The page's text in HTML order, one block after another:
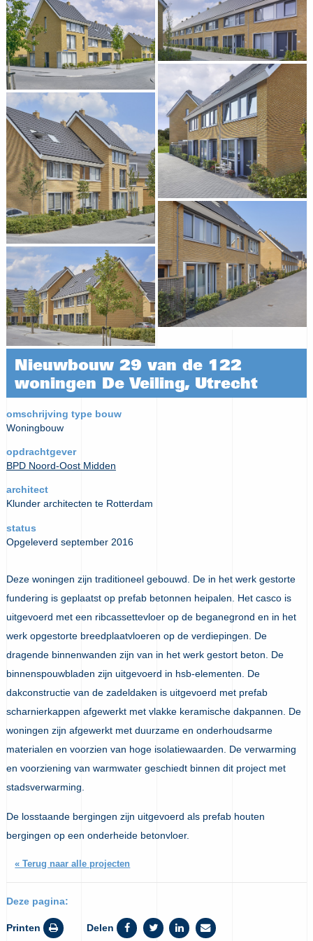
Nieuwbouw 29 van de 122
woningen De Veiling, Utrecht
omschrijving type bouw
Woningbouw
opdrachtgever
BPD Noord-Oost Midden
architect
Klunder architecten te Rotterdam
status
Opgeleverd september 2016
Deze woningen zijn traditioneel gebouwd. De in het werk gestorte
fundering is geplaatst op prefab betonnen heipalen. Het casco is
uitgevoerd met een ribcassettevloer op de beganegrond en in het
werk opgestorte breedplaatvloeren op de verdiepingen. De
dragende binnenwanden zijn van in het werk gestort beton. De
binnenspouwbladen zijn uitgevoerd in hsb-elementen. De
dakconstructie van de zadeldaken is uitgevoerd met prefab
scharnierkappen afgewerkt met vlakke keramische dakpannen. De
woningen zijn afgewerkt met duurzame en onderhoudsarme
materialen en voorzien van hoge isolatiewaarden. De verwarming
en voorziening van warmwater geschiedt binnen dit project met
stadsverwarming.
De losstaande bergingen zijn uitgevoerd als prefab houten
bergingen op een onderheide betonvloer.
« Terug naar alle projecten
Deze pagina:
Printen Delen